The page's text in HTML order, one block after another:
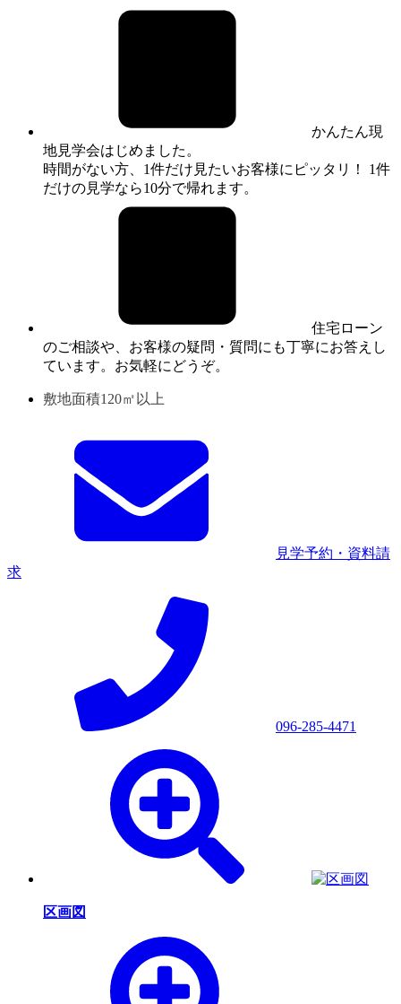
かんたん現
地見学会はじめました。
時間がない方、1件だけ見たいお客様にピッタリ！ 1件
だけの見学なら10分で帰れます。
住宅ローン
のご相談や、お客様の疑問・質問にも丁寧にお答えし
ています。お気軽にどうぞ。
敷地面積120㎡以上
見学予約・資料請
求
096-285-4471
区画図